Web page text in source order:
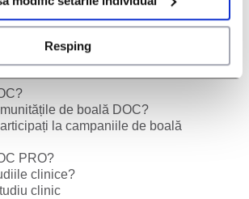
Resping
de boală DOC?
la campaniile de boală
PRO?
clinice?
clinic